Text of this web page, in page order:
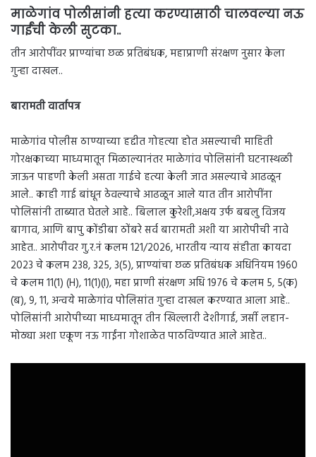
माळेगांव पोलीसांनी हत्या करण्यासाठी चालवल्या नऊ
गाईंची केली सुटका..
तीन आरोपींवर प्राण्यांचा छळ प्रतिबंधक, महाप्राणी संरक्षण नुसार केला
गुन्हा दाखल..
बारामती वार्तापत्र
माळेगांव पोलीस ठाण्याच्या हद्दीत गोहत्या होत असल्याची माहिती
गोरक्षकाच्या माध्यमातून मिळाल्यानंतर माळेगांव पोलिसांनी घटनास्थळी
जाऊन पाहणी केली असता गाईचे हत्या केली जात असल्याचे आढळून
आले.. काही गाई बांधून ठेवल्याचे आढळून आले यात तीन आरोपींना
पोलिसांनी ताब्यात घेतले आहे.. बिलाल कुरेशी,अक्षय उर्फ बबलु विजय
बागाव, आणि बापु कोंडीबा ठोंबरे सर्व बारामती अशी या आरोपीची नावे
आहेत.. आरोपीवर गु.र.नं कलम 121/2026, भारतीय न्याय संहीता कायदा
2023 चे कलम 238, 325, 3(5), प्राण्यांचा छळ प्रतिबंधक अधिनियम 1960
चे कलम 11(1) (H), 11(1)(I), महा प्राणी संरक्षण अधि 1976 चे कलम 5, 5(क)
(ब), 9, 11, अन्वये माळेगांव पोलिसांत गुन्हा दाखल करण्यात आला आहे..
पोलिसांनी आरोपीच्या माध्यमातून तीन खिल्लारी देशीगाई, जर्सी लहान-
मोठ्या अशा एकूण नऊ गाईंना गोशाळेत पाठविण्यात आले आहेत..